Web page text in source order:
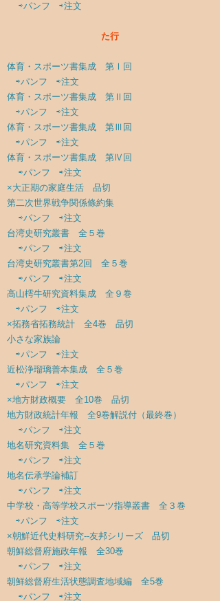
⇨パンフ ⇨注文
た行
体育・スポーツ書集成 第Ⅰ回
⇨パンフ ⇨注文
体育・スポーツ書集成 第Ⅱ回
⇨パンフ ⇨注文
体育・スポーツ書集成 第Ⅲ回
⇨パンフ ⇨注文
体育・スポーツ書集成 第Ⅳ回
⇨パンフ ⇨注文
×大正期の家庭生活 品切
第二次世界戦争関係條約集
⇨パンフ ⇨注文
台湾史研究叢書 全５巻
⇨パンフ ⇨注文
台湾史研究叢書第2回 全５巻
⇨パンフ ⇨注文
高山樗牛研究資料集成 全９巻
⇨パンフ ⇨注文
×拓務省拓務統計 全4巻 品切
小さな家族論
⇨パンフ ⇨注文
近松浄瑠璃善本集成 全５巻
⇨パンフ ⇨注文
×地方財政概要 全10巻 品切
地方財政統計年報 全9巻解説付（最終巻）
⇨パンフ ⇨注文
地名研究資料集 全５巻
⇨パンフ ⇨注文
地名伝承学論補訂
⇨パンフ ⇨注文
中学校・高等学校スポーツ指導叢書 全３巻
⇨パンフ ⇨注文
×朝鮮近代史料研究--友邦シリーズ 品切
朝鮮総督府施政年報 全30巻
⇨パンフ ⇨注文
朝鮮総督府生活状態調査地域編 全5巻
⇨パンフ ⇨注文